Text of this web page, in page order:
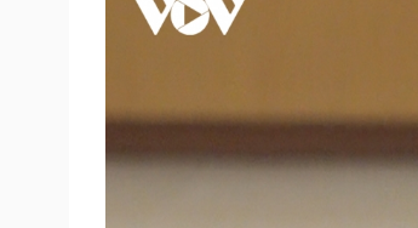
Sản phụ khoa
Tình